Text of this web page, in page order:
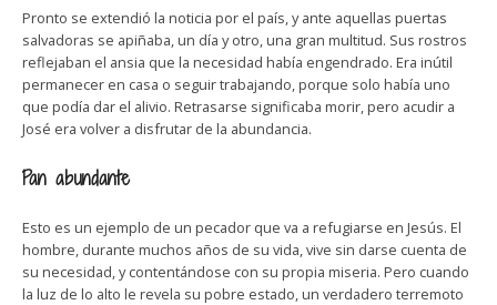
Pronto se extendió la noticia por el país, y ante aquellas puertas
salvadoras se apiñaba, un día y otro, una gran multitud. Sus rostros
reflejaban el ansia que la necesidad había engendrado. Era inútil
permanecer en casa o seguir trabajando, porque solo había uno
que podía dar el alivio. Retrasarse significaba morir, pero acudir a
José era volver a disfrutar de la abundancia.
Pan abundante
Esto es un ejemplo de un pecador que va a refugiarse en Jesús. El
hombre, durante muchos años de su vida, vive sin darse cuenta de
su necesidad, y contentándose con su propia miseria. Pero cuando
la luz de lo alto le revela su pobre estado, un verdadero terremoto